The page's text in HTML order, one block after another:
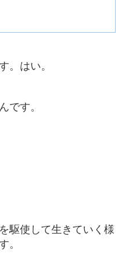
。はい。
です。
駆使して生きていく様
。